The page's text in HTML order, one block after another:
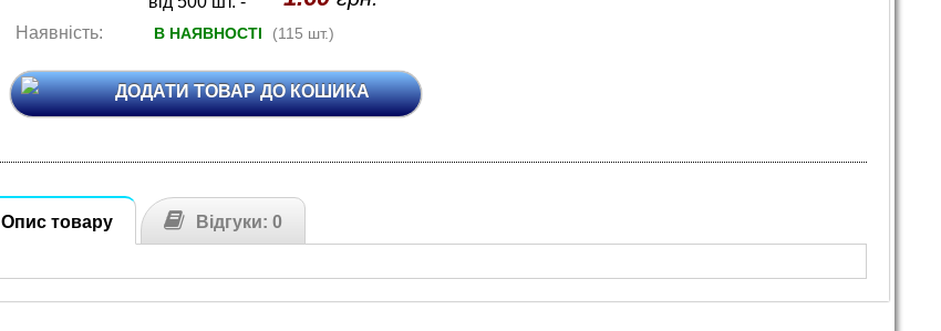
Наявність: В НАЯВНОСТІ (115 шт.)
ДОДАТИ ТОВАР ДО КОШИКА
Опис товару Відгуки: 0